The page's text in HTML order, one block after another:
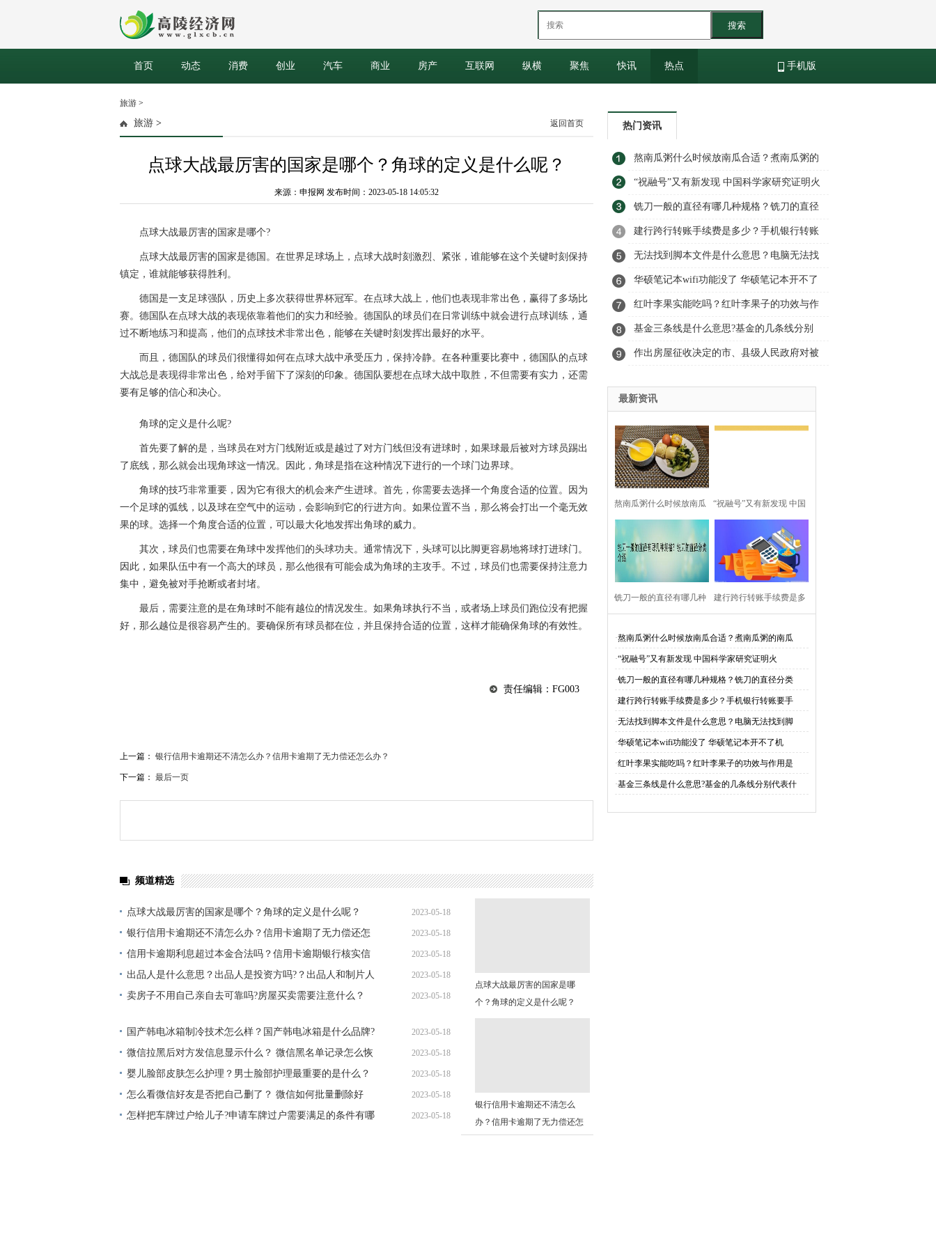
搜索
首页 动态 消费 创业 汽车 商业 房产 互联网 纵横 聚焦 快讯 热点 手机版
旅游 >
旅游 > 返回首页
点球大战最厉害的国家是哪个？角球的定义是什么呢？
来源：申报网 发布时间：2023-05-18 14:05:32
点球大战最厉害的国家是哪个?
点球大战最厉害的国家是德国。在世界足球场上，点球大战时刻激烈、紧张，谁能够在这个关键时刻保持
镇定，谁就能够获得胜利。
德国是一支足球强队，历史上多次获得世界杯冠军。在点球大战上，他们也表现非常出色，赢得了多场比
赛。德国队在点球大战的表现依靠着他们的实力和经验。德国队的球员们在日常训练中就会进行点球训练，通
过不断地练习和提高，他们的点球技术非常出色，能够在关键时刻发挥出最好的水平。
而且，德国队的球员们很懂得如何在点球大战中承受压力，保持冷静。在各种重要比赛中，德国队的点球
大战总是表现得非常出色，给对手留下了深刻的印象。德国队要想在点球大战中取胜，不但需要有实力，还需
要有足够的信心和决心。
角球的定义是什么呢?
首先要了解的是，当球员在对方门线附近或是越过了对方门线但没有进球时，如果球最后被对方球员踢出
了底线，那么就会出现角球这一情况。因此，角球是指在这种情况下进行的一个球门边界球。
角球的技巧非常重要，因为它有很大的机会来产生进球。首先，你需要去选择一个角度合适的位置。因为
一个足球的弧线，以及球在空气中的运动，会影响到它的行进方向。如果位置不当，那么将会打出一个毫无效
果的球。选择一个角度合适的位置，可以最大化地发挥出角球的威力。
其次，球员们也需要在角球中发挥他们的头球功夫。通常情况下，头球可以比脚更容易地将球打进球门。
因此，如果队伍中有一个高大的球员，那么他很有可能会成为角球的主攻手。不过，球员们也需要保持注意力
集中，避免被对手抢断或者封堵。
最后，需要注意的是在角球时不能有越位的情况发生。如果角球执行不当，或者场上球员们跑位没有把握
好，那么越位是很容易产生的。要确保所有球员都在位，并且保持合适的位置，这样才能确保角球的有效性。
责任编辑：FG003
上一篇： 银行信用卡逾期还不清怎么办？信用卡逾期了无力偿还怎么办？
下一篇： 最后一页
频道精选
点球大战最厉害的国家是哪个？角球的定义是什么呢？ 2023-05-18
14:05:32
银行信用卡逾期还不清怎么办？信用卡逾期了无力偿还怎
么办？
2023-05-18
13:54:29
信用卡逾期利息超过本金合法吗？信用卡逾期银行核实信
息是真的吗？
2023-05-18
14:05:50
出品人是什么意思？出品人是投资方吗?？出品人和制片人
哪个大？
2023-05-18
14:03:50
卖房子不用自己亲自去可靠吗?房屋买卖需要注意什么？ 2023-05-18
国产韩电冰箱制冷技术怎么样？国产韩电冰箱是什么品牌? 2023-05-18
13:28:11
微信拉黑后对方发信息显示什么？ 微信黑名单记录怎么恢
复？
2023-05-18
13:23:02
婴儿脸部皮肤怎么护理？男士脸部护理最重要的是什么？ 2023-05-18
13:28:37
怎么看微信好友是否把自己删了？ 微信如何批量删除好
友？
2023-05-18
13:40:04
怎样把车牌过户给儿子?申请车牌过户需要满足的条件有哪
2023-05-18
点球大战最厉害的国家是哪
个？角球的定义是什么呢？
银行信用卡逾期还不清怎么
办？信用卡逾期了无力偿还怎
热门资讯
熬南瓜粥什么时候放南瓜合适？煮南瓜粥的
南瓜要去皮吗？
“祝融号”又有新发现 中国科学家研究证明火
星北部曾存在海洋 每日精选
铣刀一般的直径有哪几种规格？铣刀的直径
分类介绍
建行跨行转账手续费是多少？手机银行转账
要手续费吗？
无法找到脚本文件是什么意思？电脑无法找
到脚本文件怎么解决？
华硕笔记本wifi功能没了 华硕笔记本开不了
机怎么办？
红叶李果实能吃吗？红叶李果子的功效与作
用是什么？
基金三条线是什么意思?基金的几条线分别
代表什么?
作出房屋征收决定的市、县级人民政府对被
最新资讯
熬南瓜粥什么时候放南瓜
合适？煮南瓜粥的南瓜要
“祝融号”又有新发现 中国
科学家研究证明火星北部
曾存在海洋 每日精选
铣刀一般的直径有哪几种
绍
建行跨行转账手续费是多
费吗？
·熬南瓜粥什么时候放南瓜合适？煮南瓜粥的南瓜
·“祝融号”又有新发现 中国科学家研究证明火
·铣刀一般的直径有哪几种规格？铣刀的直径分类
·建行跨行转账手续费是多少？手机银行转账要手
·无法找到脚本文件是什么意思？电脑无法找到脚
·华硕笔记本wifi功能没了 华硕笔记本开不了机
·红叶李果实能吃吗？红叶李果子的功效与作用是
·基金三条线是什么意思?基金的几条线分别代表什